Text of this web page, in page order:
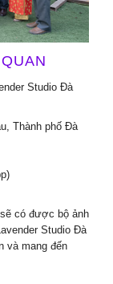
Studio Đà
Thành phố Đà
có được bộ ảnh
Studio Đà
và mang đến